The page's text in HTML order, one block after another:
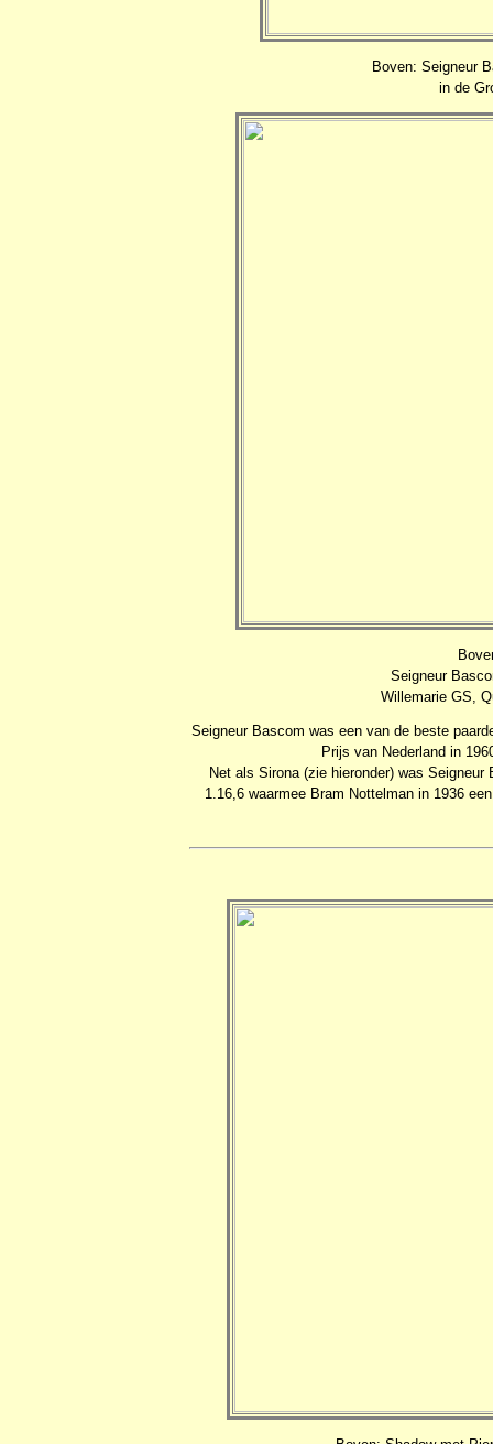
Boven: Seigneur
in de
Seigneur
Willemarie GS,
Seigneur Bascom was een van de beste
Prijs van Nederland in
Net als Sirona (zie hieronder) was
1.16,6 waarmee Bram Nottelman in 1936